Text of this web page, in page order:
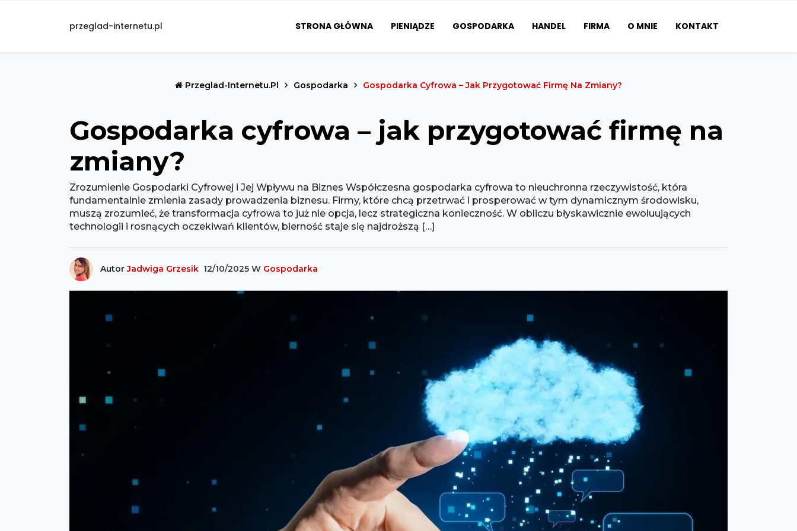
przeglad-internetu.pl STRONA GŁÓWNA PIENIĄDZE GOSPODARKA HANDEL FIRMA O MNIE KONTAKT
Przeglad-Internetu.pl Gospodarka Gospodarka Cyfrowa – Jak Przygotować Firmę Na Zmiany?
Gospodarka cyfrowa – jak przygotować firmę na
zmiany?
Zrozumienie Gospodarki Cyfrowej i Jej Wpływu na Biznes Współczesna gospodarka cyfrowa to nieuchronna rzeczywistość, która
fundamentalnie zmienia zasady prowadzenia biznesu. Firmy, które chcą przetrwać i prosperować w tym dynamicznym środowisku,
muszą zrozumieć, że transformacja cyfrowa to już nie opcja, lecz strategiczna konieczność. W obliczu błyskawicznie ewoluujących
technologii i rosnących oczekiwań klientów, bierność staje się najdroższą […]
Autor Jadwiga Grzesik 12/10/2025 W Gospodarka